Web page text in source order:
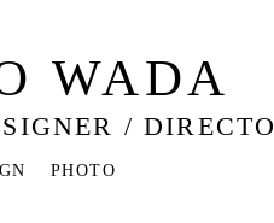
WADA
/
PHOTO